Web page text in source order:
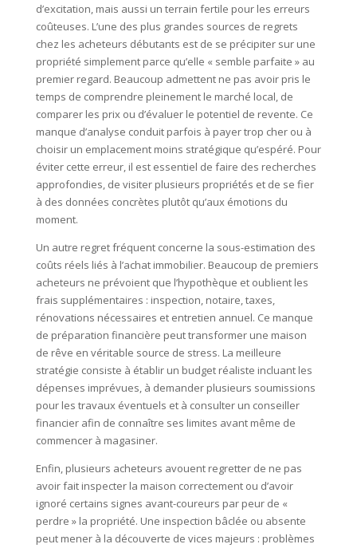
d’excitation, mais aussi un terrain fertile pour les erreurs
coûteuses. L’une des plus grandes sources de regrets
chez les acheteurs débutants est de se précipiter sur une
propriété simplement parce qu’elle « semble parfaite » au
premier regard. Beaucoup admettent ne pas avoir pris le
temps de comprendre pleinement le marché local, de
comparer les prix ou d’évaluer le potentiel de revente. Ce
manque d’analyse conduit parfois à payer trop cher ou à
choisir un emplacement moins stratégique qu’espéré. Pour
éviter cette erreur, il est essentiel de faire des recherches
approfondies, de visiter plusieurs propriétés et de se fier
à des données concrètes plutôt qu’aux émotions du
moment.
Un autre regret fréquent concerne la sous-estimation des
coûts réels liés à l’achat immobilier. Beaucoup de premiers
acheteurs ne prévoient que l’hypothèque et oublient les
frais supplémentaires : inspection, notaire, taxes,
rénovations nécessaires et entretien annuel. Ce manque
de préparation financière peut transformer une maison
de rêve en véritable source de stress. La meilleure
stratégie consiste à établir un budget réaliste incluant les
dépenses imprévues, à demander plusieurs soumissions
pour les travaux éventuels et à consulter un conseiller
financier afin de connaître ses limites avant même de
commencer à magasiner.
Enfin, plusieurs acheteurs avouent regretter de ne pas
avoir fait inspecter la maison correctement ou d’avoir
ignoré certains signes avant-coureurs par peur de «
perdre » la propriété. Une inspection bâclée ou absente
peut mener à la découverte de vices majeurs : problèmes